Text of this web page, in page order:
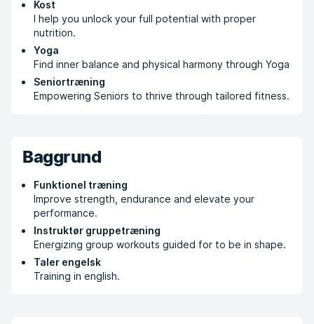
Kost
I help you unlock your full potential with proper
nutrition.
Yoga
Find inner balance and physical harmony through Yoga
Seniortræning
Empowering Seniors to thrive through tailored fitness.
Baggrund
Funktionel træning
Improve strength, endurance and elevate your
performance.
Instruktør gruppetræning
Energizing group workouts guided for to be in shape.
Taler engelsk
Training in english.